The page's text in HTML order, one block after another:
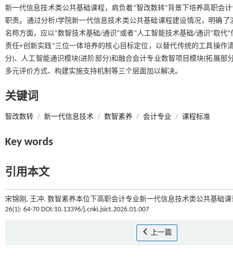
新一代信息技术类公共基础课程，肩负着“智改数转”背景下培养高职会
职责。通过分析J学院新一代信息技术类公共基础课程建设情况，明确
名称方面，应以“数智技术基础/通识”或者“人工智能技术基础/通识”取
责任+创新实践”三位一体培养的核心目标定位，以替代传统的工具操
分)、人工智能通识模块(进阶部分)和融合会计专业数智项目模块(拓展
多元评价方式、构建实施支持机制等三个层面加以解决。
关键词
智改数转 / 新一代信息技术 / 数智素养 / 会计专业 / 课程标准
Key words
引用本文
宋锦刚, 王冲. 数智素养本位下高职会计专业新一代信息技术类公共基础
26(1): 64-70 DOI:10.13396/j.cnki.jsict.2026.01.007
上一篇